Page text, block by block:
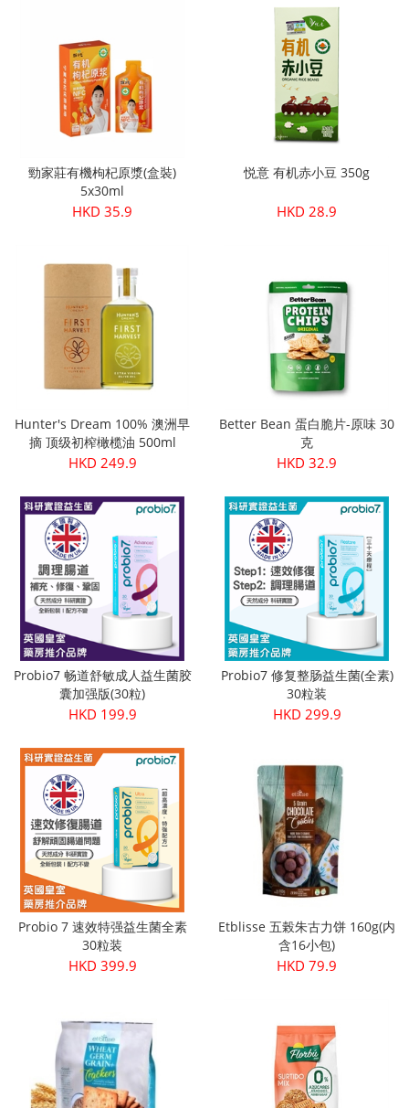
勁家莊有機枸杞原漿(盒裝)
5x30ml
HKD 35.9
悦意 有机赤小豆 350g
HKD 28.9
Hunter's Dream 100% 澳洲早
摘 顶级初榨橄榄油 500ml
HKD 249.9
Better Bean 蛋白脆片-原味 30
克
HKD 32.9
Probio7 畅道舒敏成人益生菌胶
囊加强版(30粒)
HKD 199.9
Probio7 修复整肠益生菌(全素)
30粒装
HKD 299.9
Probio 7 速效特强益生菌全素
30粒装
HKD 399.9
Etblisse 五榖朱古力饼 160g(内
含16小包)
HKD 79.9